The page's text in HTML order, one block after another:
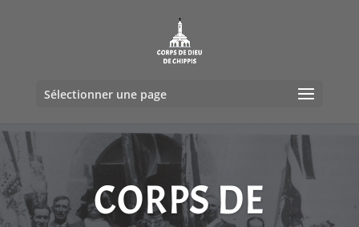
Sélectionner une page
CORPS DE